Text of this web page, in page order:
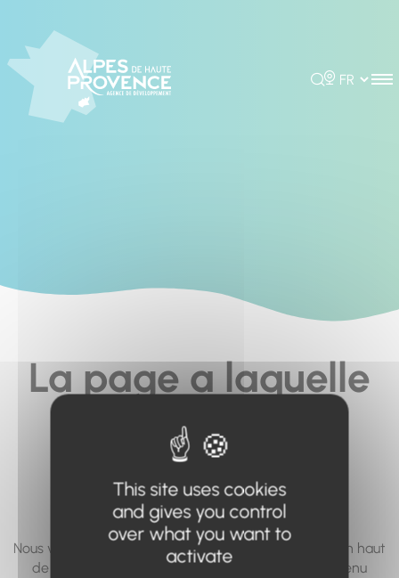
Rechercher
Choisir la
La page a laquelle
vous cherchez à
accéder n'existe
pas... ou plus.
Nous vous invitons à utiliser le moteur de recherche en haut
de page, ou à utiliser le menu pour trouver le contenu
This site uses cookies
and gives you control
over what you want to
activate